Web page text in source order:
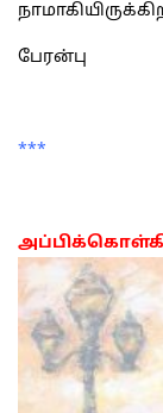
பேரன்பு
***